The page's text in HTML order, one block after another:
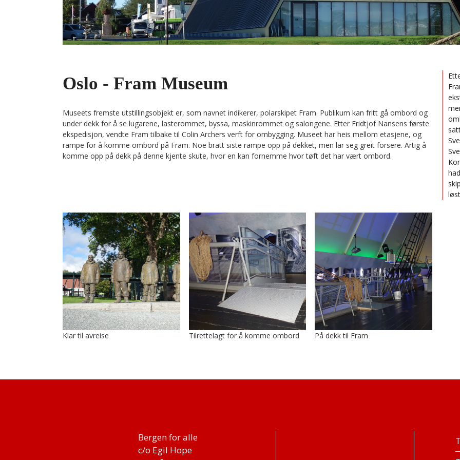
Oslo - Fram Museum
Museets fremste utstillingsobjekt er, som navnet indikerer, polarskipet Fram. Publikum kan fritt gå ombord og
under dekk for å se lugarene, lasterommet, byssa, maskinrommet og salongene. Etter Fridtjof Nansens første
ekspedisjon, vendte Fram tilbake til Colin Archers verft for ombygging. Museet har heis mellom etasjene, og
rampe for å komme ombord på Fram. Noe bratt siste rampe opp på dekket, men lar seg greit forsere. Artig å
komme opp på dekk på denne kjente skute, hvor en kan fornemme hvor tøft det har vært ombord.
Klar til avreise Tilrettelagt for å komme ombord På dekk til Fram
Bergen for alle
c/o Egil Hope